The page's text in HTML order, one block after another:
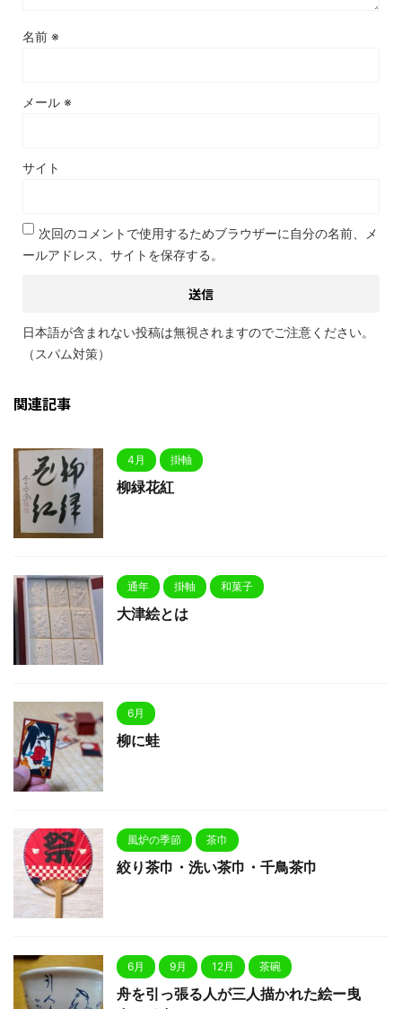
名前 ※
メール ※
サイト
次回のコメントで使用するためブラウザーに自分の名前、メ
ールアドレス、サイトを保存する。
日本語が含まれない投稿は無視されますのでご注意ください。
（スパム対策）
関連記事
4月 掛軸
柳緑花紅
通年 掛軸 和菓子
大津絵とは
6月
柳に蛙
風炉の季節 茶巾
絞り茶巾・洗い茶巾・千鳥茶巾
6月 9月 12月 茶碗
舟を引っ張る人が三人描かれた絵ー曳